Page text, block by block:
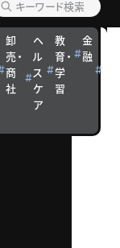
卸
売・
商
社
ヘ
ル
ス
ケ
ア
教
育・
学
習
金
融